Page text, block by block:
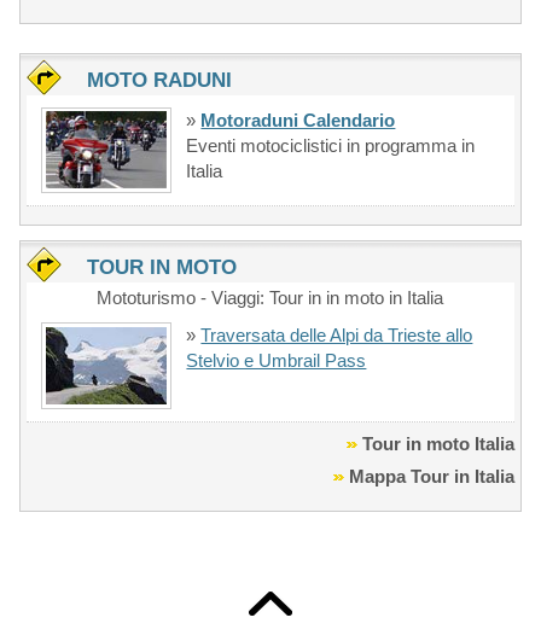
MOTO RADUNI
» Motoraduni Calendario
Eventi motociclistici in programma in
Italia
TOUR IN MOTO
Mototurismo - Viaggi: Tour in in moto in Italia
»Traversata delle Alpi da Trieste allo
Stelvio e Umbrail Pass
Tour in moto Italia
Mappa Tour in Italia